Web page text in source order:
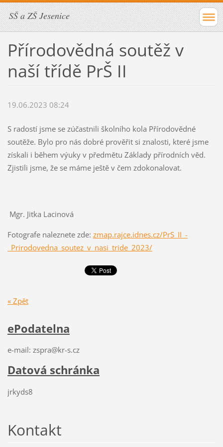
SŠ a ZŠ Jesenice
Přírodovědná soutěž v
naší třídě PrŠ II
19.06.2023 08:24
S radostí jsme se zúčastnili školního kola Přírodovědné
soutěže. Bylo pro nás dobré prověřit si znalosti, které jsme
získali i během výuky v předmětu Základy přírodních věd.
Zjistili jsme, že se máme ještě v čem zdokonalovat.
Mgr. Jitka Lacinová
Fotografe naleznete zde: zmap.rajce.idnes.cz/PrS_II_-
_Prirodovedna_soutez_v_nasi_tride_2023/
« Zpět
ePodatelna
e-mail: zspra@kr-s.cz
Datová schránka
jrkyds8
Kontakt